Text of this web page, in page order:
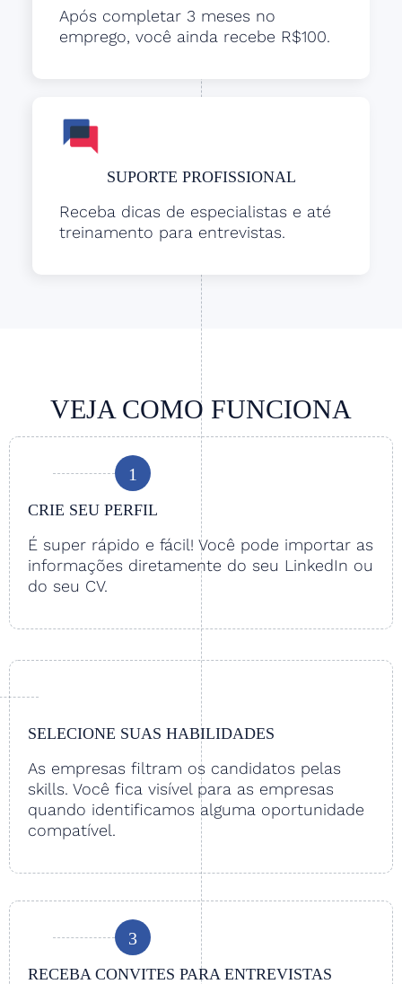
Após completar 3 meses no
emprego, você ainda recebe R$100.
SUPORTE PROFISSIONAL
Receba dicas de especialistas e até
treinamento para entrevistas.
VEJA COMO FUNCIONA
1
CRIE SEU PERFIL
É super rápido e fácil! Você pode importar as
informações diretamente do seu LinkedIn ou
do seu CV.
SELECIONE SUAS HABILIDADES
As empresas filtram os candidatos pelas
skills. Você fica visível para as empresas
quando identificamos alguma oportunidade
compatível.
3
RECEBA CONVITES PARA ENTREVISTAS